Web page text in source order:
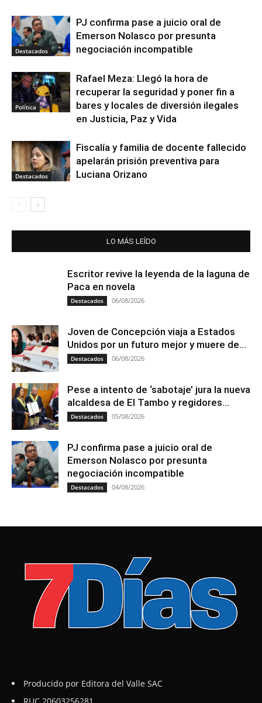
Destacados
PJ confirma pase a juicio oral de
Emerson Nolasco por presunta
negociación incompatible
Política
Rafael Meza: Llegó la hora de
recuperar la seguridad y poner fin a
bares y locales de diversión ilegales
en Justicia, Paz y Vida
Destacados
Fiscalía y familia de docente fallecido
apelarán prisión preventiva para
Luciana Orizano
LO MÁS LEÍDO
Escritor revive la leyenda de la laguna de
Paca en novela
Destacados 06/08/2026
Joven de Concepción viaja a Estados
Unidos por un futuro mejor y muere de...
Destacados 06/08/2026
Pese a intento de ‘sabotaje’ jura la nueva
alcaldesa de El Tambo y regidores...
Destacados 05/08/2026
PJ confirma pase a juicio oral de
Emerson Nolasco por presunta
negociación incompatible
Destacados 04/08/2026
Producido por Editora del Valle SAC